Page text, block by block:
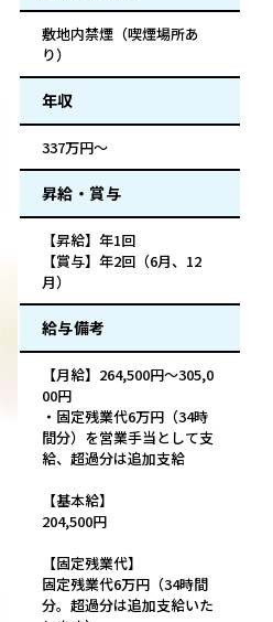
敷地内禁煙（喫煙場所あ
り）
年収
337万円～
昇給・賞与
【昇給】年1回
【賞与】年2回（6月、12
月）
給与備考
【月給】264,500円～305,0
00円
・固定残業代6万円（34時
間分）を営業手当として支
給、超過分は追加支給
【基本給】
204,500円
【固定残業代】
固定残業代6万円（34時間
分。超過分は追加支給いた